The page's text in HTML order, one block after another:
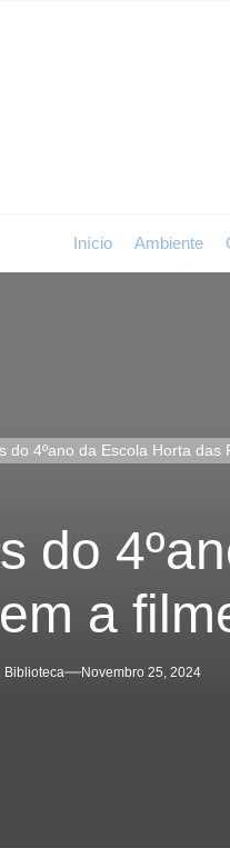
Início Ambiente
do 4ºano da Escola Horta
do
a
Biblioteca Novembro 25, 2024